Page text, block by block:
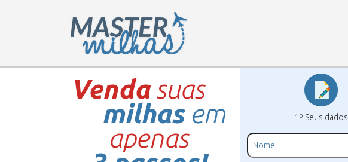
Vendasuas
milhasem
apenas
1º Seus dados